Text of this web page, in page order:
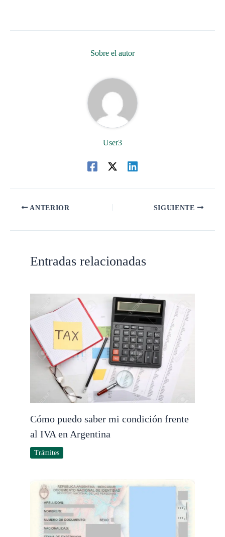
Sobre el autor
User3
ANTERIOR SIGUIENTE
Entradas relacionadas
Cómo puedo saber mi condición frente
al IVA en Argentina
Trámites